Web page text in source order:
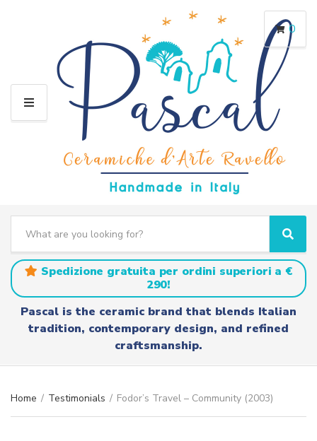
M
a
t
g
a
r
c
h
S
e
a
r
c
h
Spedizione gratuita per ordini superiori a €
290!
Pascal is the ceramic brand that blends Italian
tradition, contemporary design, and refined
craftsmanship.
0
Home / Testimonials / Fodor’s Travel – Community (2003)